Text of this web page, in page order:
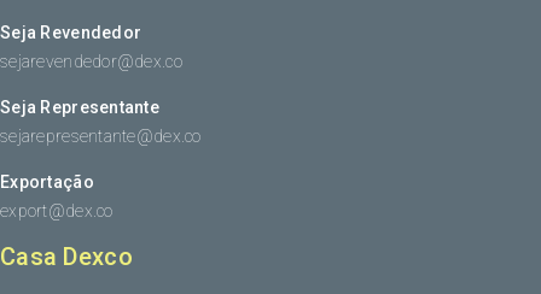
Seja Revendedor
sejarevendedor@dex.co
Seja Representante
sejarepresentante@dex.co
Exportação
export@dex.co
Casa Dexco